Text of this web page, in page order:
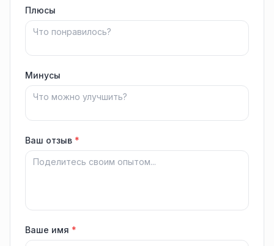
Плюсы
Минусы
Ваш отзыв *
Ваше имя *